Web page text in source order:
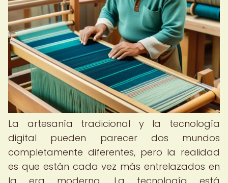
La artesanía tradicional y la tecnología
digital pueden parecer dos mundos
completamente diferentes, pero la realidad
es que están cada vez más entrelazados en